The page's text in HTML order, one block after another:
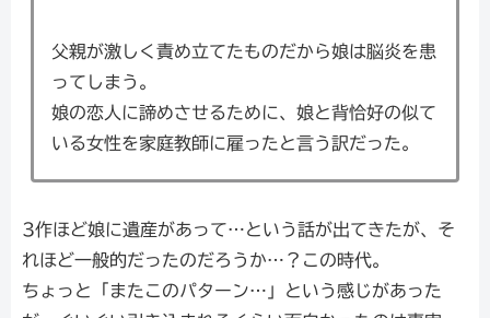
父親が激しく責め立てたものだから娘は脳炎を患
ってしまう。
娘の恋人に諦めさせるために、娘と背恰好の似て
いる女性を家庭教師に雇ったと言う訳だった。
3作ほど娘に遺産があって…という話が出てきたが、そ
れほど一般的だったのだろうか…？この時代。
ちょっと「またこのパターン…」という感じがあった